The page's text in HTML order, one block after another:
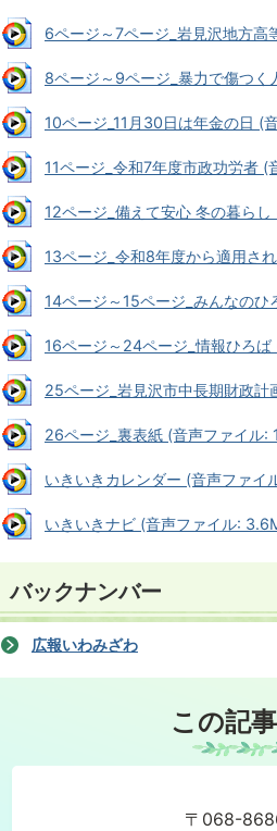
6ページ～7ページ_岩見沢地方高
8ページ～9ページ_暴力で傷つ
10ページ_11月30日は年金の日 (
11ページ_令和7年度市政功労者 (
12ページ_備えて安心 冬の暮ら
13ページ_令和8年度から適用さ
14ページ～15ページ_みんなの
16ページ～24ページ_情報ひろ
25ページ_岩見沢市中長期財政
26ページ_裏表紙 (音声ファイル:
いきいきカレンダー (音声ファイ
いきいきナビ (音声ファイル:
バックナンバー
広報いわみざわ
この記
〒068-